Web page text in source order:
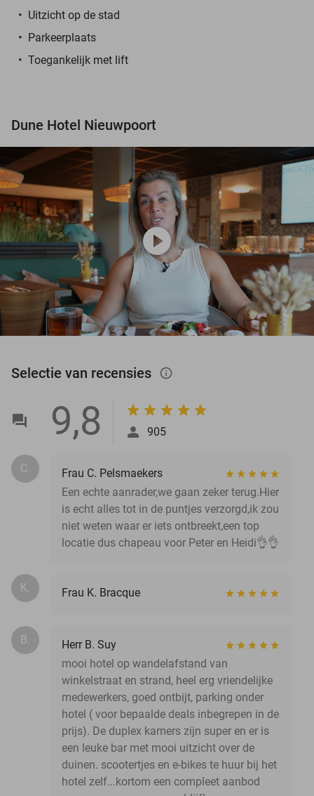
Uitzicht op de stad
Parkeerplaats
Toegankelijk met lift
Dune Hotel Nieuwpoort
play_circle
Selectie van recensies info_outlined
9,8 905
C.
Frau C. Pelsmaekers
Een echte aanrader,we gaan zeker terug.Hier
is echt alles tot in de puntjes verzorgd,ik zou
niet weten waar er iets ontbreekt,een top
locatie dus chapeau voor Peter en Heidi👌👌
K. Frau K. Bracque
B.
Herr B. Suy
mooi hotel op wandelafstand van
winkelstraat en strand, heel erg vriendelijke
medewerkers, goed ontbijt, parking onder
hotel ( voor bepaalde deals inbegrepen in de
prijs). De duplex kamers zijn super en er is
een leuke bar met mooi uitzicht over de
duinen. scootertjes en e-bikes te huur bij het
hotel zelf...kortom een compleet aanbod